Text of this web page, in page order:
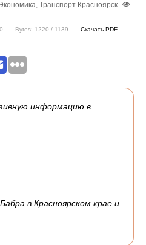
, Транспорт Красноярск
Bytes: 1220 / 1139 Скачать PDF
информацию в
в Красноярском крае и